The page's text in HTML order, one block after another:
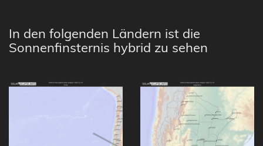
In den folgenden Ländern ist die
Sonnenfinsternis hybrid zu sehen